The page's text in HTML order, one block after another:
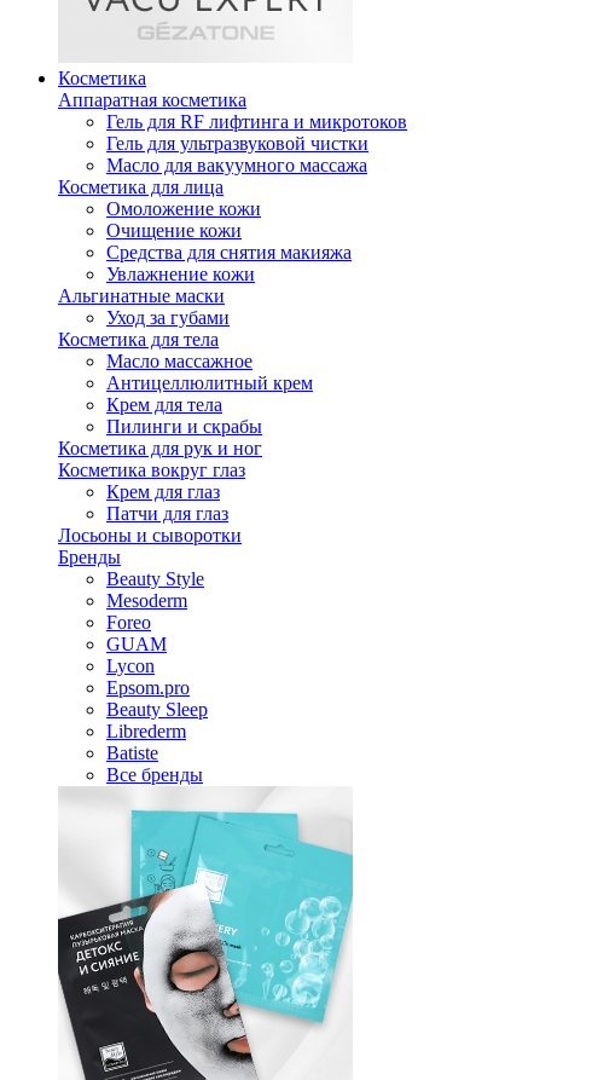
Косметика
Аппаратная косметика
Гель для RF лифтинга и микротоков
Гель для ультразвуковой чистки
Масло для вакуумного массажа
Косметика для лица
Омоложение кожи
Очищение кожи
Средства для снятия макияжа
Увлажнение кожи
Альгинатные маски
Уход за губами
Косметика для тела
Масло массажное
Антицеллюлитный крем
Крем для тела
Пилинги и скрабы
Косметика для рук и ног
Косметика вокруг глаз
Крем для глаз
Патчи для глаз
Лосьоны и сыворотки
Бренды
Beauty Style
Mesoderm
Foreo
GUAM
Lycon
Epsom.pro
Beauty Sleep
Librederm
Batiste
Все бренды